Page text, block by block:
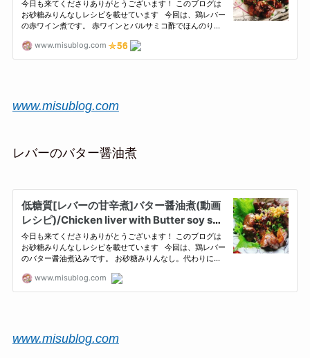
www.misublog.com
レバーのバター醤油煮
www.misublog.com